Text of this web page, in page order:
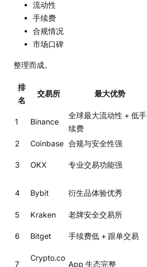
流动性
手续费
合规情况
市场口碑
整理而成。
排
名
交易所 最大优势
1 Binance
全球最大流动性 + 低手
续费
2 Coinbase 合规与安全性强
3 OKX 专业交易功能强
4 Bybit 衍生品体验优秀
5
Kraken 老牌安全交易所
6 Bitget 手续费低 + 跟单交易
7
Crypto.co
App 生态完整